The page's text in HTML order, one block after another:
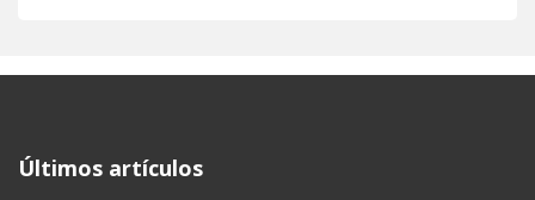
Últimos artículos